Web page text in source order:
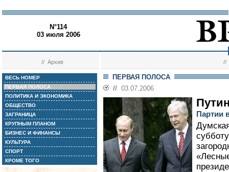
N°114
03 июля 2006
//Архив //
ВЕСЬ НОМЕР
ПЕРВАЯ ПОЛОСА
ПОЛИТИКА И ЭКОНОМИКА
ОБЩЕСТВО
ЗАГРАНИЦА
КРУПНЫМ ПЛАНОМ
БИЗНЕС И ФИНАНСЫ
КУЛЬТУРА
СПОРТ
КРОМЕ ТОГО
ПЕРВАЯ ПОЛОСА
// 03.07.2006
Партии